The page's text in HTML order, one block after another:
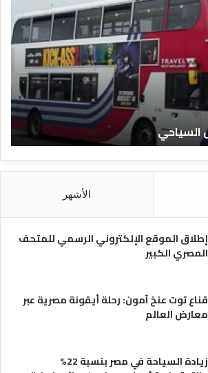
الأشهر
إطلاق الموقع الإلكتروني الرسمي للمتحف
المصري الكبير
قناع توت عنخ آمون: رحلة أيقونة مصرية عبر
معارض العالم
زيادة السياحة في مصر بنسبة 22%